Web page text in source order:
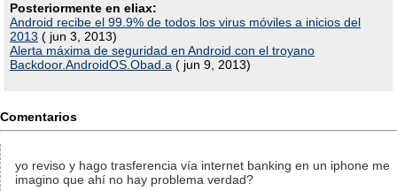
Posteriormente en eliax:
Android recibe el 99.9% de todos los virus móviles a inicios del
2013 ( jun 3, 2013)
Alerta máxima de seguridad en Android con el troyano
Backdoor.AndroidOS.Obad.a ( jun 9, 2013)
Comentarios
yo reviso y hago trasferencia vía internet banking en un iphone me
imagino que ahí no hay problema verdad?